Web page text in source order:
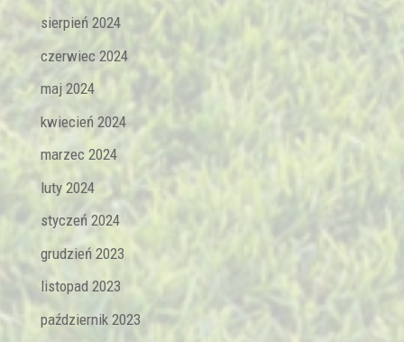
sierpień 2024
czerwiec 2024
maj 2024
kwiecień 2024
marzec 2024
luty 2024
styczeń 2024
grudzień 2023
listopad 2023
październik 2023